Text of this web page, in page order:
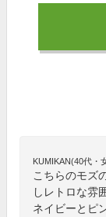
KUMIKAN(40代・
こちらのモズ
しレトロな雰
ネイビーとピ